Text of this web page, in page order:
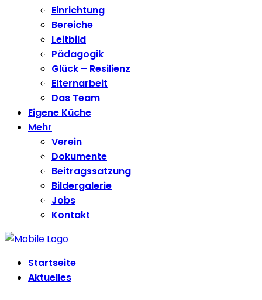
Einrichtung
Bereiche
Leitbild
Pädagogik
Glück – Resilienz
Elternarbeit
Das Team
Eigene Küche
Mehr
Verein
Dokumente
Beitragssatzung
Bildergalerie
Jobs
Kontakt
Startseite
Aktuelles